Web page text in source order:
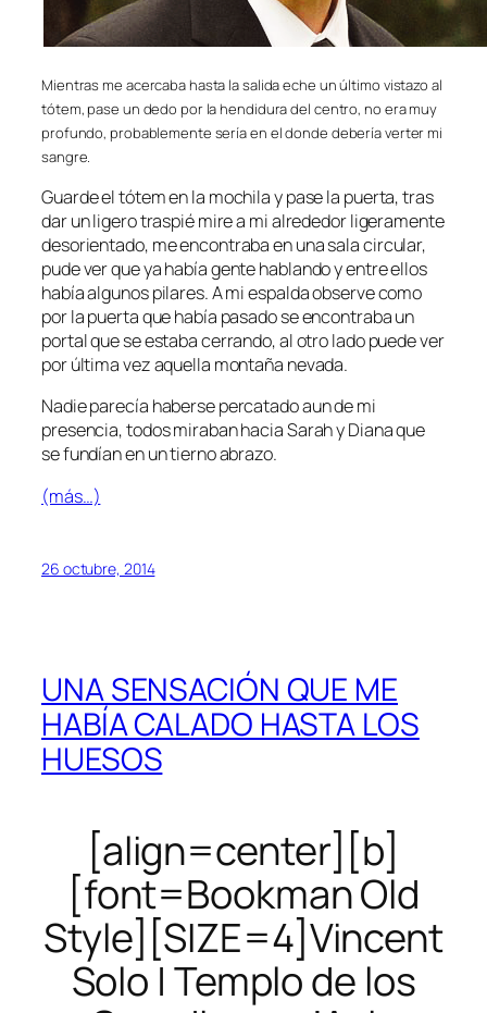
Mientras me acercaba hasta la salida eche un último vistazo al
tótem, pase un dedo por la hendidura del centro, no era muy
profundo, probablemente sería en el donde debería verter mi
sangre.
Guarde el tótem en la mochila y pase la puerta, tras
dar un ligero traspié mire a mi alrededor ligeramente
desorientado, me encontraba en una sala circular,
pude ver que ya había gente hablando y entre ellos
había algunos pilares. A mi espalda observe como
por la puerta que había pasado se encontraba un
portal que se estaba cerrando, al otro lado puede ver
por última vez aquella montaña nevada.
Nadie parecía haberse percatado aun de mi
presencia, todos miraban hacia Sarah y Diana que
se fundían en un tierno abrazo.
(más…)
26 octubre, 2014
UNA SENSACIÓN QUE ME
HABÍA CALADO HASTA LOS
HUESOS
[align=center][b]
[font=Bookman Old
Style][SIZE=4]Vincent
Solo | Templo de los